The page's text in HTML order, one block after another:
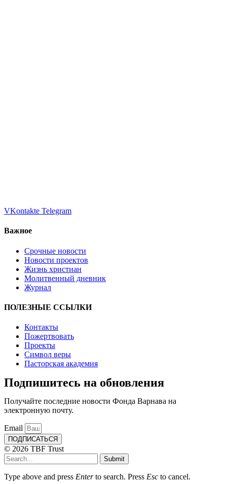
VKontakte Telegram
Важное
Срочные новости
Новости проектов
Жизнь христиан
Молитвенный дневник
Журнал
ПОЛЕЗНЫЕ ССЫЛКИ
Контакты
Пожертвовать
Проекты
Символ веры
Пасторская академия
Подпишитесь на обновления
Получайте последние новости Фонда Варнава на
электронную почту.
Email
ПОДПИСАТЬСЯ
© 2026 TBF Trust
Submit
Type above and press Enterto search. Press Esc to cancel.